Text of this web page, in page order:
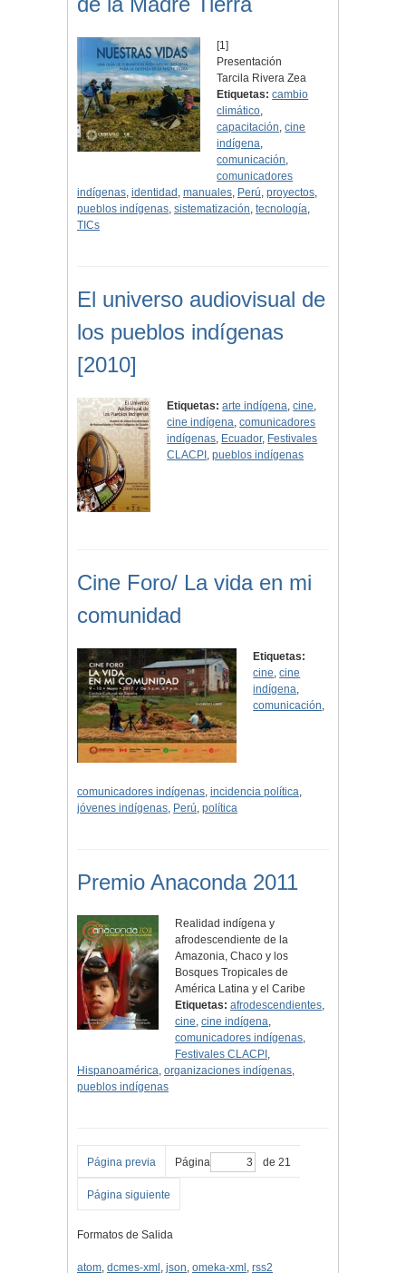
[1]
Presentación
Tarcila Rivera Zea
Etiquetas: cambio
climático,
capacitación,cine
indígena,
comunicación,
comunicadores
indígenas, identidad , manuales, Perú, proyectos,
pueblos indígenas, sistematización, tecnología,
TICs
El universo audiovisual de
los pueblos indígenas
[2010]
Etiquetas: arte indígena,cine,
cine indígena,comunicadores
indígenas, Ecuador, Festivales
CLACPI ,pueblos indígenas
Cine Foro/ La vida en mi
comunidad
Etiquetas:
cine,cine
indígena,
comunicación,
comunicadores indígenas, incidencia política,
jóvenes indígenas, Perú, política
Premio Anaconda 2011
Realidad indígena y
afrodescendiente de la
Amazonia, Chaco y los
Bosques Tropicales de
América Latina y el Caribe
Etiquetas: afrodescendientes,
cine,cine indígena,
comunicadores indígenas,
Festivales CLACPI ,
Hispanoamérica, organizaciones indígenas,
pueblos indígenas
Página previa Página de 21
Página siguiente
Formatos de Salida
atom, dcmes-xml , json, omeka-xml , rss2